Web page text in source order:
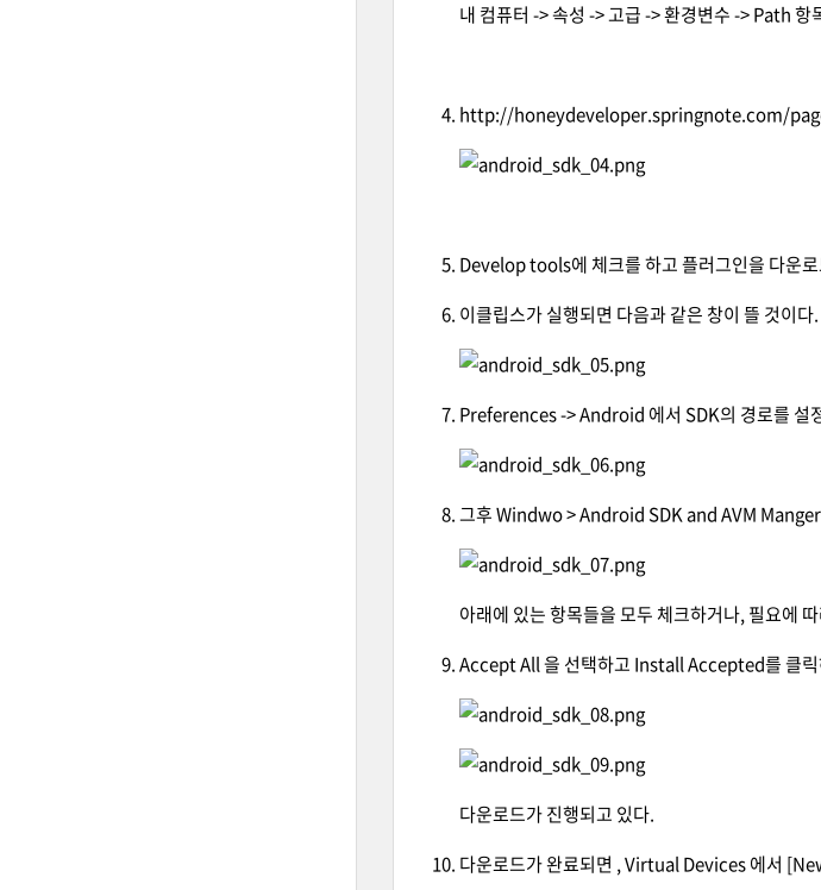
내 컴퓨터 -> 속성 -> 고급 -> 환경변수 ->
http://honeydeveloper.springnote.com/
Develop tools에 체크를 하고 플러그인을 다운
이클립스가 실행되면 다음과 같은 창이 뜰 것이
Preferences -> Android 에서 SDK의 경로를 설
그후 Windwo > Android SDK and AVM
아래에 있는 항목들을 모두 체크하거나, 필요에
Accept All 을 선택하고 Install Accepted를 클릭
다운로드가 진행되고 있다.
다운로드가 완료되면 , Virtual Devices 에서